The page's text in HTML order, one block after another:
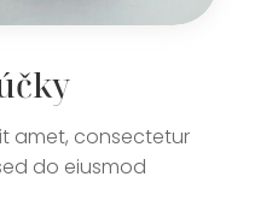
amet, consectetur
do eiusmod